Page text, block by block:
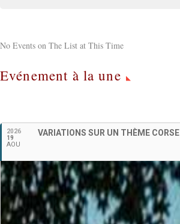
No Events on The List at This Time
Evénement à la une
2026
19
AOU
VARIATIONS SUR UN THÈME CORSE